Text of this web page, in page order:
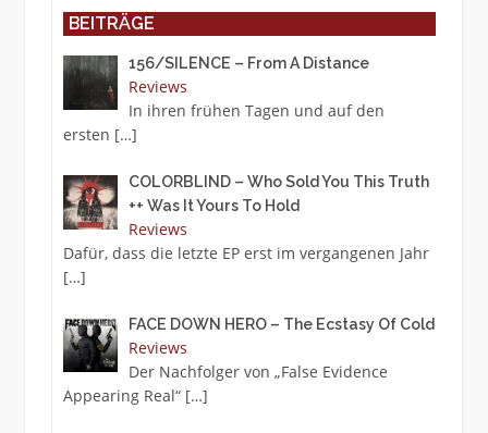
BEITRÄGE
156/SILENCE – From A Distance
Reviews
In ihren frühen Tagen und auf den
ersten […]
COLORBLIND – Who Sold You This Truth
++ Was It Yours To Hold
Reviews
Dafür, dass die letzte EP erst im vergangenen Jahr
[…]
FACE DOWN HERO – The Ecstasy Of Cold
Reviews
Der Nachfolger von „False Evidence
Appearing Real“ […]